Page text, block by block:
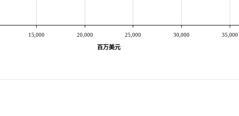
15,000 20,000 25,000 30,000 35,000
百万美元